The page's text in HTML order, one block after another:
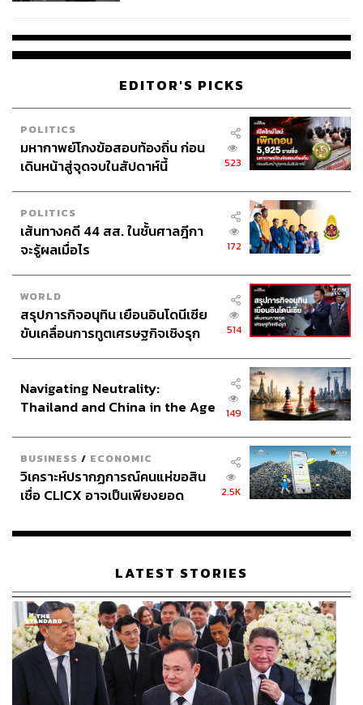
EDITOR'S PICKS
POLITICS
มหากาพย์โกงข้อสอบท้องถิ่น ก่อน
เดินหน้าสู่จุดจบในสัปดาห์นี้
523
POLITICS
เส้นทางคดี 44 สส. ในชั้นศาลฎีกา
จะรู้ผลเมื่อไร
172
WORLD
สรุปภารกิจอนุทิน เยือนอินโดนีเซีย
ขับเคลื่อนการทูตเศรษฐกิจเชิงรุก
514
Navigating Neutrality:
Thailand and China in the Age
149
BUSINESS / ECONOMIC
วิเคราะห์ปรากฏการณ์คนแห่ขอสิน
เชื่อ CLICX อาจเป็นเพียงยอด
เรือนไทยที่ถูกซุกไว้
2.5K
LATEST STORIES